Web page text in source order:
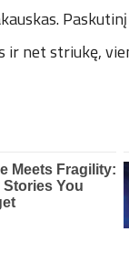
ir net striukę,